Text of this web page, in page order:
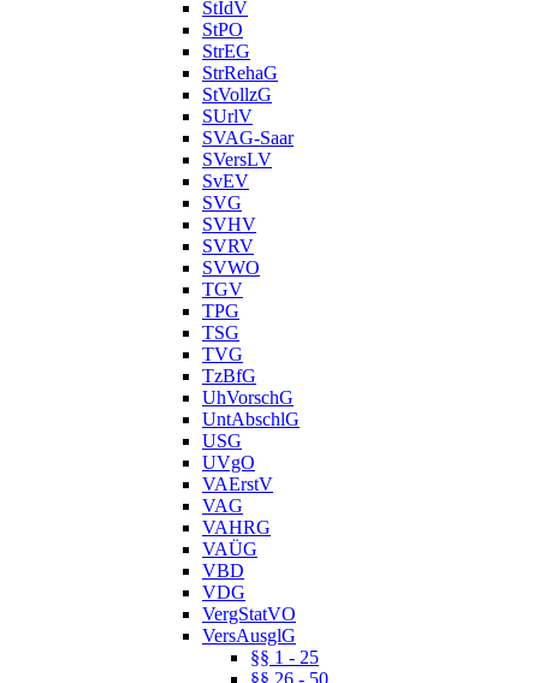
StIdV
StPO
StrEG
StrRehaG
StVollzG
SUrlV
SVAG-Saar
SVersLV
SvEV
SVG
SVHV
SVRV
SVWO
TGV
TPG
TSG
TVG
TzBfG
UhVorschG
UntAbschlG
USG
UVgO
VAErstV
VAG
VAHRG
VAÜG
VBD
VDG
VergStatVO
VersAusglG
§§ 1 - 25
§§ 26 - 50